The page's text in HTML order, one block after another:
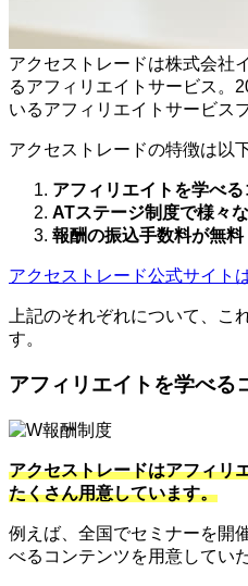
アクセストレードは株式会社
るアフィリエイトサービス。
いるアフィリエイトサービス
アクセストレードの特徴は以
アフィリエイトを学べ
ATステージ制度で様々
報酬の振込手数料が無料
アクセストレード公式サイト
上記のそれぞれについて、こ
す。
アフィリエイトを学べる
アクセストレードはアフィリ
たくさん用意しています。
例えば、全国でセミナーを開
べるコンテンツを用意してい